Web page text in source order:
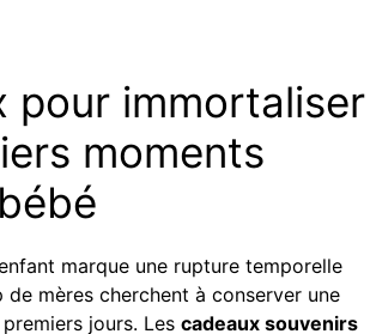
pour immortaliser
moments
marque une rupture temporelle
mères cherchent à conserver une
jours. Les cadeaux souvenirs